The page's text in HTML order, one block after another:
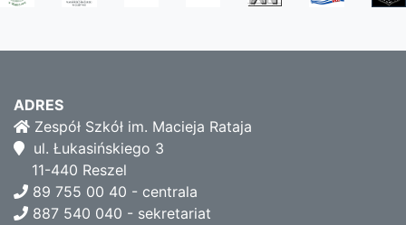
ADRES
Zespół Szkół im. Macieja Rataja
ul. Łukasińskiego 3
11-440 Reszel
89 755 00 40 - centrala
887 540 040 - sekretariat